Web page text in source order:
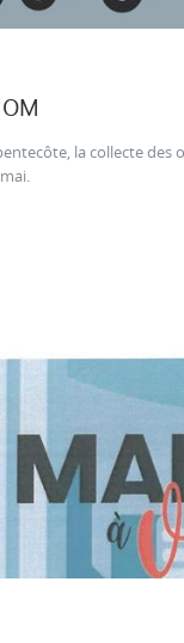
la collecte des